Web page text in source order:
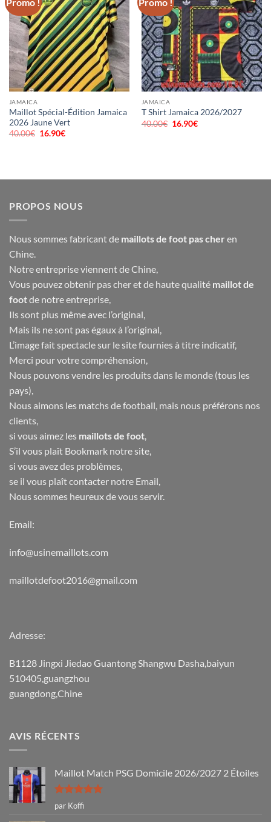
JAMAICA
Maillot Spécial-Édition Jamaica
2026 Jaune Vert
40.00€ Le
16.90€Le
JAMAICA
T Shirt Jamaica 2026/2027
40.00€ Le
16.90€Le
PROPOS NOUS
Nous sommes fabricant de maillots de foot pas cher en
Chine.
Notre entreprise viennent de Chine,
Vous pouvez obtenir pas cher et de haute qualité maillot de
footde notre entreprise,
Ils sont plus même avec l’original,
Mais ils ne sont pas égaux à l’original,
L’image fait spectacle sur le site fournies à titre indicatif,
Merci pour votre compréhension,
Nous pouvons vendre les produits dans le monde (tous les
pays),
Nous aimons les matchs de football, mais nous préférons nos
clients,
si vous aimez les maillots de foot,
S’il vous plaît Bookmark notre site,
si vous avez des problèmes,
se il vous plaît contacter notre Email,
Nous sommes heureux de vous servir.
Email:
info@usinemaillots.com
maillotdefoot2016@gmail.com
Adresse:
B1128 Jingxi Jiedao Guantong Shangwu Dasha,baiyun
510405,guangzhou
guangdong,Chine
AVIS RÉCENTS
Maillot Match PSG Domicile 2026/2027 2 Étoiles
Note5sur
5
par Koffi